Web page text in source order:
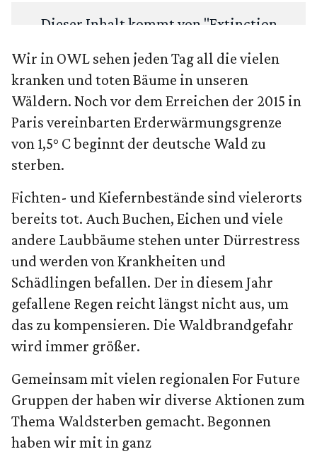
Dieser Inhalt kommt von "Extinction
zu schützen, fragen wir zuerst: Möchtest
du den Inhalt laden?
ANSEHEN IMMER LADEN
Wir in OWL sehen jeden Tag all die vielen
kranken und toten Bäume in unseren
Wäldern. Noch vor dem Erreichen der 2015 in
Paris vereinbarten Erderwärmungsgrenze
von 1,5° C beginnt der deutsche Wald zu
sterben.
Fichten- und Kiefernbestände sind vielerorts
bereits tot. Auch Buchen, Eichen und viele
andere Laubbäume stehen unter Dürrestress
und werden von Krankheiten und
Schädlingen befallen. Der in diesem Jahr
gefallene Regen reicht längst nicht aus, um
das zu kompensieren. Die Waldbrandgefahr
wird immer größer.
Gemeinsam mit vielen regionalen For Future
Gruppen der haben wir diverse Aktionen zum
Thema Waldsterben gemacht. Begonnen
haben wir mit in ganz